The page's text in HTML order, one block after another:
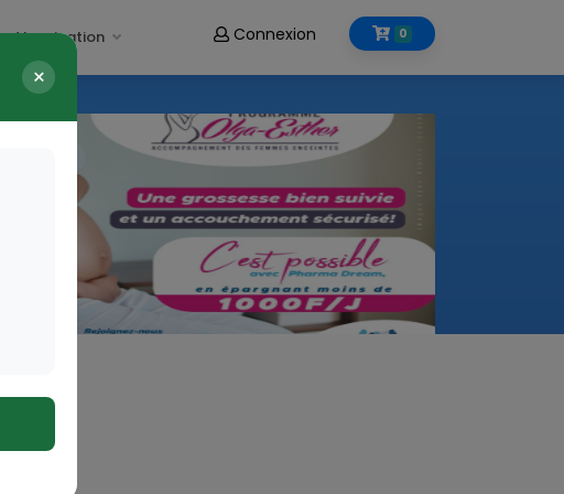
Vaccination 0
Connexion
×